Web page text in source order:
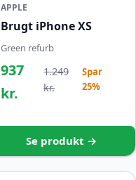
APPLE
Brugt iPhone XS
Green refurb
937
kr.
1.249
kr.
Spar
25%
Se produkt →